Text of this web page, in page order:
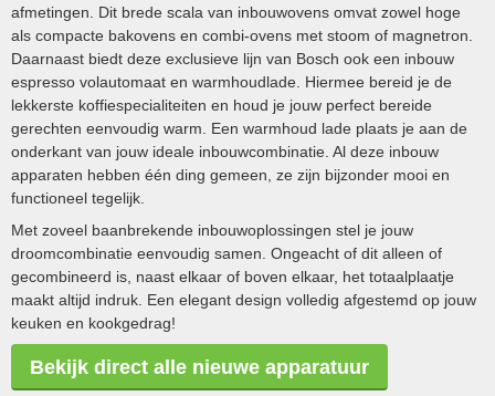
afmetingen. Dit brede scala van inbouwovens omvat zowel hoge
als compacte bakovens en combi-ovens met stoom of magnetron.
Daarnaast biedt deze exclusieve lijn van Bosch ook een inbouw
espresso volautomaat en warmhoudlade. Hiermee bereid je de
lekkerste koffiespecialiteiten en houd je jouw perfect bereide
gerechten eenvoudig warm. Een warmhoud lade plaats je aan de
onderkant van jouw ideale inbouwcombinatie. Al deze inbouw
apparaten hebben één ding gemeen, ze zijn bijzonder mooi en
functioneel tegelijk.
Met zoveel baanbrekende inbouwoplossingen stel je jouw
droomcombinatie eenvoudig samen. Ongeacht of dit alleen of
gecombineerd is, naast elkaar of boven elkaar, het totaalplaatje
maakt altijd indruk. Een elegant design volledig afgestemd op jouw
keuken en kookgedrag!
Bekijk direct alle nieuwe apparatuur